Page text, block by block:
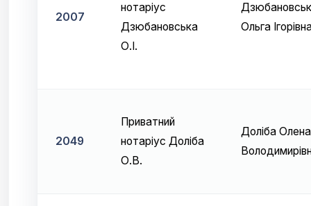
2007
нотаріус
Дзюбановська
О.І.
Ольга
2049
Приватний
нотаріус Доліба
О.В.
Доліба Олена